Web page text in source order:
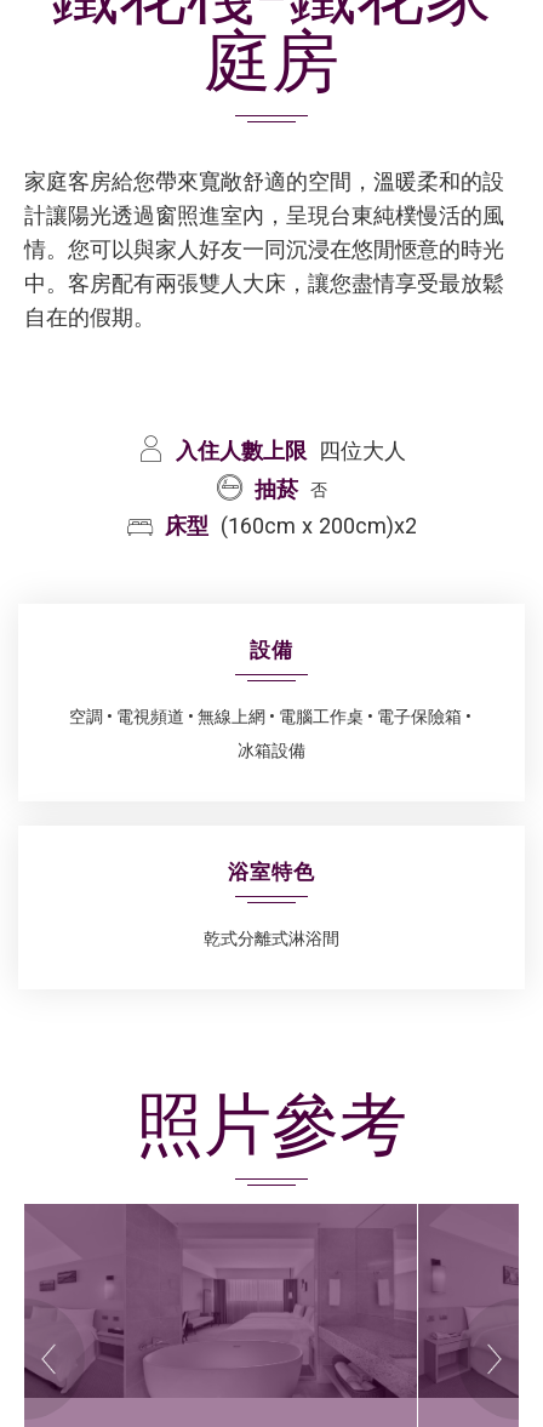
庭房
家庭客房給您帶來寬敞舒適的空間，溫暖柔和的設
計讓陽光透過窗照進室內，呈現台東純樸慢活的風
情。您可以與家人好友一同沉浸在悠閒愜意的時光
中。客房配有兩張雙人大床，讓您盡情享受最放鬆
自在的假期。
入住人數上限
四位大人
抽菸
否
床型 (160cm x 200cm)x2
設備
空調 電視頻道 無線上網 電腦工作桌
電子保險箱
冰箱設備
浴室特色
乾式分離式淋浴間
照片參考